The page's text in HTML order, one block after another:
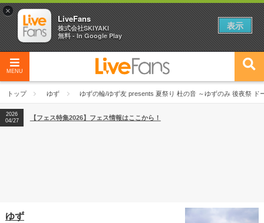
MENU
トップ ゆず ゆずの輪/ゆず友 presents 夏祭り 杜の音 ～ゆずのみ 後夜祭 ド
2026
04/27
2026
【ライブ動員ランキング】2026年上半期編発表！
2026
04/27
【フェス特集2026】フェス情報はここから！
ゆず
×
LiveFans
株式会社SKIYAKI
無料 - In Google Play
表示